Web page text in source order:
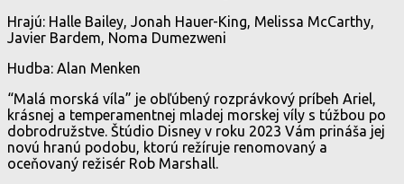
Hrajú: Halle Bailey, Jonah Hauer-King, Melissa McCarthy,
Javier Bardem, Noma Dumezweni
Hudba: Alan Menken
“Malá morská víla” je obľúbený rozprávkový príbeh Ariel,
krásnej a temperamentnej mladej morskej víly s túžbou po
dobrodružstve. Štúdio Disney v roku 2023 Vám prináša jej
novú hranú podobu, ktorú režíruje renomovaný a
oceňovaný režisér Rob Marshall.